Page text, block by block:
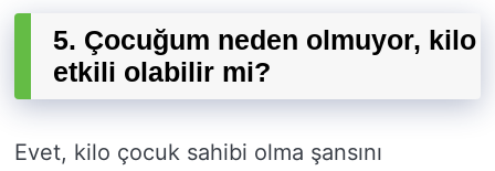
5. Çocuğum neden olmuyor, kilo
etkili olabilir mi?
Evet, kilo çocuk sahibi olma şansını